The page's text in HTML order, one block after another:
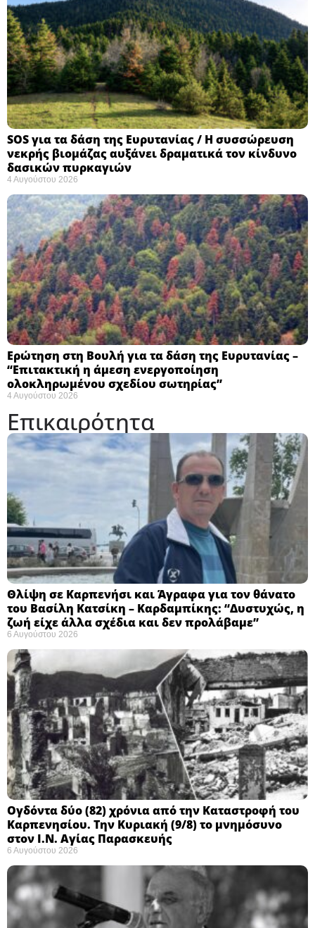
SOS για τα δάση της Ευρυτανίας / Η συσσώρευση
νεκρής βιομάζας αυξάνει δραματικά τον κίνδυνο
δασικών πυρκαγιών
4 Αυγούστου 2026
Ερώτηση στη Βουλή για τα δάση της Ευρυτανίας –
“Eπιτακτική η άμεση ενεργοποίηση
ολοκληρωμένου σχεδίου σωτηρίας”
4 Αυγούστου 2026
Επικαιρότητα
Θλίψη σε Καρπενήσι και Άγραφα για τον θάνατο
του Βασίλη Κατσίκη – Καρδαμπίκης: “Δυστυχώς, η
ζωή είχε άλλα σχέδια και δεν προλάβαμε”
6 Αυγούστου 2026
Ογδόντα δύο (82) χρόνια από την Καταστροφή του
Καρπενησίου. Την Κυριακή (9/8) το μνημόσυνο
στον Ι.Ν. Αγίας Παρασκευής
6 Αυγούστου 2026